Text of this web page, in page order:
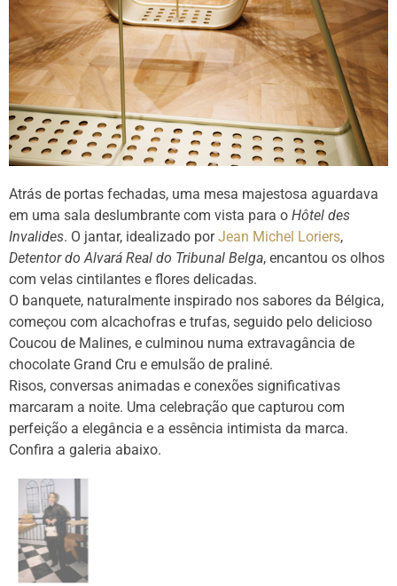
Atrás de portas fechadas, uma mesa majestosa aguardava
em uma sala deslumbrante com vista para o Hôtel des
Invalides. O jantar, idealizado porJean Michel Loriers,
Detentor do Alvará Real do Tribunal Belga, encantou os olhos
com velas cintilantes e flores delicadas.
O banquete, naturalmente inspirado nos sabores da Bélgica,
começou com alcachofras e trufas, seguido pelo delicioso
Coucou de Malines, e culminou numa extravagância de
chocolate Grand Cru e emulsão de praliné.
Risos, conversas animadas e conexões significativas
marcaram a noite. Uma celebração que capturou com
perfeição a elegância e a essência intimista da marca.
Confira a galeria abaixo.